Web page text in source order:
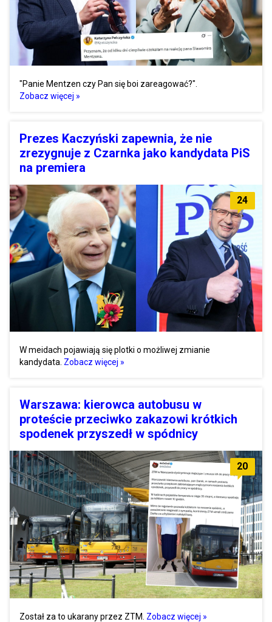
"Panie Mentzen czy Pan się boi zareagować?".
Zobacz więcej »
Prezes Kaczyński zapewnia, że nie
zrezygnuje z Czarnka jako kandydata PiS
na premiera
24
W meidach pojawiają się plotki o możliwej zmianie
kandydata. Zobacz więcej »
Warszawa: kierowca autobusu w
proteście przeciwko zakazowi krótkich
spodenek przyszedł w spódnicy
20
Został za to ukarany przez ZTM. Zobacz więcej »